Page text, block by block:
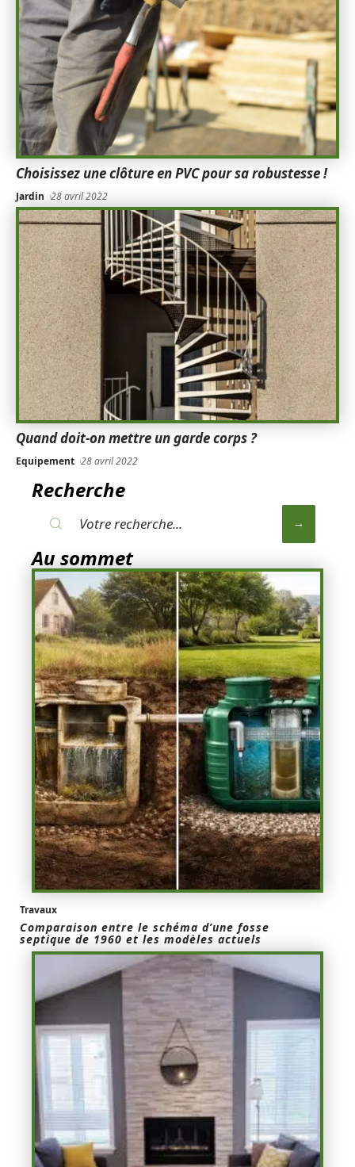
Choisissez une clôture en PVC pour sa robustesse !
Jardin 28 avril 2022
Quand doit-on mettre un garde corps ?
Equipement 28 avril 2022
Recherche
Au sommet
Travaux
Comparaison entre le schéma d’une fosse
septique de 1960 et les modèles actuels